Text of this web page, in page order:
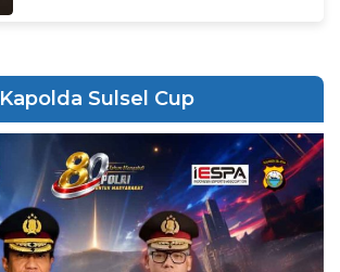
Kapolda Sulsel Cup